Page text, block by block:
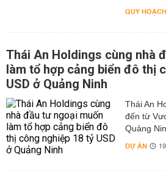
QUY HOẠCH
Thái An Holdings cùng nhà
làm tổ hợp cảng biển đô thị
USD ở Quảng Ninh
Thái An
đến từ
Quảng
DỰ ÁN